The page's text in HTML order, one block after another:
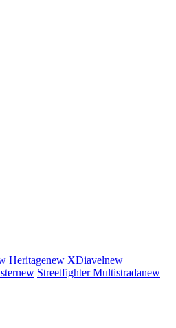
Heritagenew XDiavelnew
new StreetfighterMultistradanew